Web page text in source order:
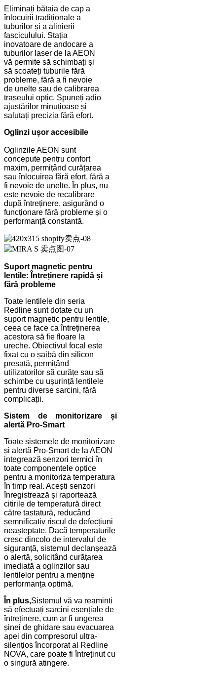
Eliminați bătaia de cap a
înlocuirii tradiționale a
tuburilor și a alinierii
fasciculului. Stația
inovatoare de andocare a
tuburilor laser de la AEON
vă permite să schimbați și
să scoateți tuburile fără
probleme, fără a fi nevoie
de unelte sau de calibrarea
traseului optic. Spuneți adio
ajustărilor minuțioase și
salutați precizia fără efort.
Oglinzi ușor accesibile
Oglinzile AEON sunt
concepute pentru confort
maxim, permițând curățarea
sau înlocuirea fără efort, fără a
fi nevoie de unelte. În plus, nu
este nevoie de recalibrare
după întreținere, asigurând o
funcționare fără probleme și o
performanță constantă.
Suport magnetic pentru
lentile: Întreținere rapidă și
fără probleme
Toate lentilele din seria
Redline sunt dotate cu un
suport magnetic pentru lentile,
ceea ce face ca întreținerea
acestora să fie floare la
ureche. Obiectivul focal este
fixat cu o șaibă din silicon
presată, permițând
utilizatorilor să curățe sau să
schimbe cu ușurință lentilele
pentru diverse sarcini, fără
complicații.
Sistem de monitorizare și
alertă Pro-Smart
Toate sistemele de monitorizare
și alertă Pro-Smart de la AEON
integrează senzori termici în
toate componentele optice
pentru a monitoriza temperatura
în timp real. Acești senzori
înregistrează și raportează
citirile de temperatură direct
către tastatură, reducând
semnificativ riscul de defecțiuni
neașteptate. Dacă temperaturile
cresc dincolo de intervalul de
siguranță, sistemul declanșează
o alertă, solicitând curățarea
imediată a oglinzilor sau
lentilelor pentru a menține
performanța optimă.
În plus,Sistemul vă va reaminti
să efectuați sarcini esențiale de
întreținere, cum ar fi ungerea
șinei de ghidare sau evacuarea
apei din compresorul ultra-
silențios încorporat al Redline
NOVA, care poate fi întreținut cu
o singură atingere.